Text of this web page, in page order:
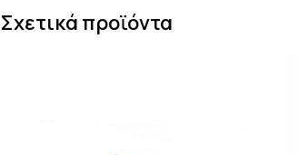
Σχετικά προϊόντα